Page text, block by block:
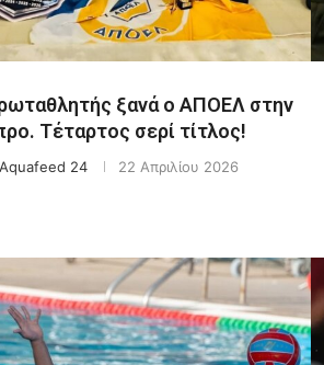
ξανά ο ΑΠΟΕΛ στην
Τέταρτος σερί τίτλος!
Aquafeed 24 22 Απριλίου 2026